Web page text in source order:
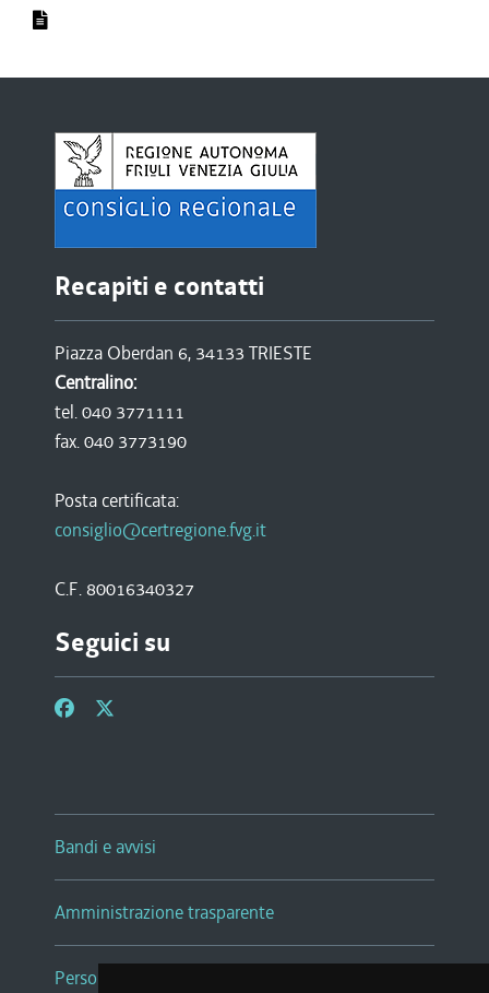
Recapiti e contatti
Piazza Oberdan 6, 34133 TRIESTE
Centralino:
tel. 040 3771111
fax. 040 3773190
Posta certificata:
consiglio@certregione.fvg.it
C.F. 80016340327
Seguici su
Bandi e avvisi
Amministrazione trasparente
Persone e Uffici